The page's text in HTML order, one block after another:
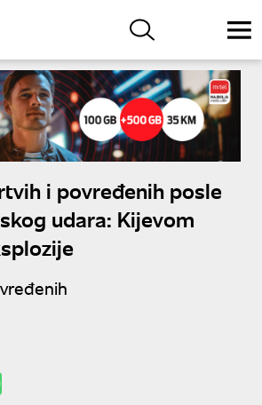
i povređenih posle
udara: Kijevom